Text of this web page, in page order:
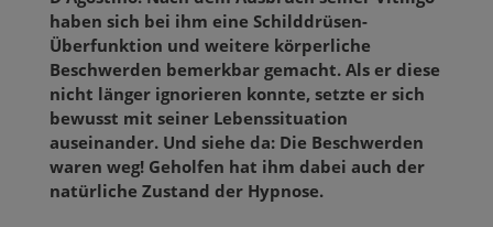
haben sich bei ihm eine Schilddrüsen-
Überfunktion und weitere körperliche
Beschwerden bemerkbar gemacht. Als er diese
nicht länger ignorieren konnte, setzte er sich
bewusst mit seiner Lebenssituation
auseinander. Und siehe da: Die Beschwerden
waren weg! Geholfen hat ihm dabei auch der
natürliche Zustand der Hypnose.